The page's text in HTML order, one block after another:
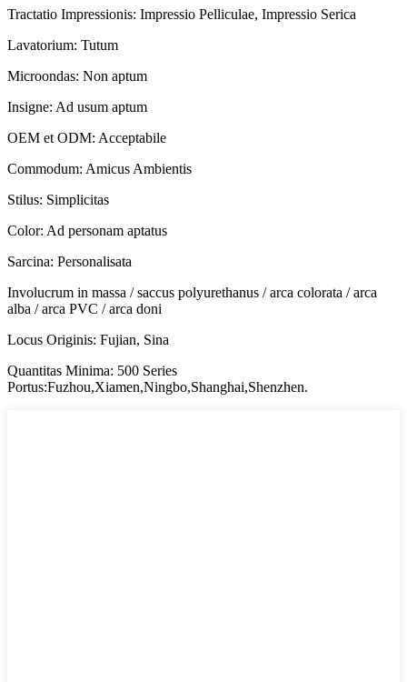
Tractatio Impressionis: Impressio Pelliculae, Impressio Serica
Lavatorium: Tutum
Microondas: Non aptum
Insigne: Ad usum aptum
OEM et ODM: Acceptabile
Commodum: Amicus Ambientis
Stilus: Simplicitas
Color: Ad personam aptatus
Sarcina: Personalisata
Involucrum in massa / saccus polyurethanus / arca colorata / arca
alba / arca PVC / arca doni
Locus Originis: Fujian, Sina
Quantitas Minima: 500 Series
Portus:Fuzhou,Xiamen,Ningbo,Shanghai,Shenzhen.